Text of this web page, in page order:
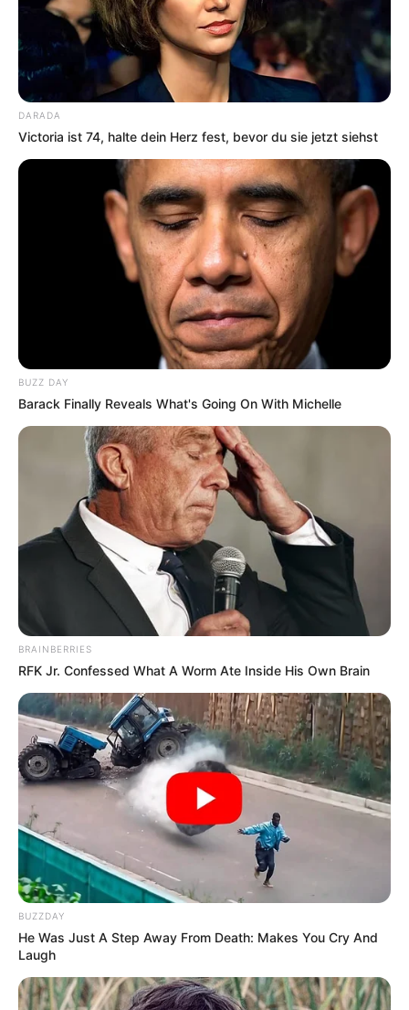
DARADA
Victoria ist 74, halte dein Herz fest, bevor du sie jetzt siehst
BUZZ DAY
Barack Finally Reveals What's Going On With Michelle
BRAINBERRIES
RFK Jr. Confessed What A Worm Ate Inside His Own Brain
BUZZDAY
He Was Just A Step Away From Death: Makes You Cry And
Laugh